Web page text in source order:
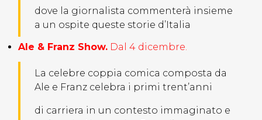
dove la giornalista commenterà insieme
a un ospite queste storie d’Italia
Ale & Franz Show. Dal 4 dicembre.
La celebre coppia comica composta da
Ale e Franz celebra i primi trent’anni
di carriera in un contesto immaginato e